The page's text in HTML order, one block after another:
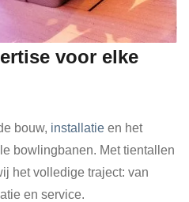
voor elke
bouw, installatie en het
bowlingbanen. Met tientallen
het volledige traject: van
en service.